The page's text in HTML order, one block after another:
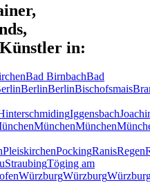
in:
Bad BirnbachBad
BerlinBerlinBischofsmais
Iggensbach
MünchenMünchen
PleiskirchenPockingRanisRegen
StraubingTöging am
WürzburgWürzburg